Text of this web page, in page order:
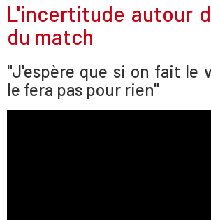
L'incertitude autour
du match
"J'espère que si on fait le
le fera pas pour rien"